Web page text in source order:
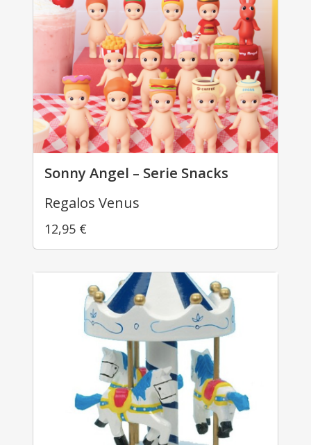
Sonny Angel – Serie Snacks
Regalos Venus
12,95 €